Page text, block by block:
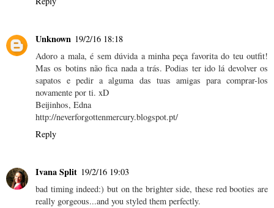
Unknown 19/2/16 18:18
Adoro a mala, é sem dúvida a minha peça favorita do teu outfit!
Mas os botins não fica nada a trás. Podias ter ido lá devolver os
sapatos e pedir a alguma das tuas amigas para comprar-los
novamente por ti. xD
Beijinhos, Edna
http://neverforgottenmercury.blogspot.pt/
Reply
Ivana Split 19/2/16 19:03
bad timing indeed:) but on the brighter side, these red booties are
really gorgeous...and you styled them perfectly.